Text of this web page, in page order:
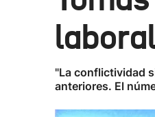
"La conflictividad
anteriores. El